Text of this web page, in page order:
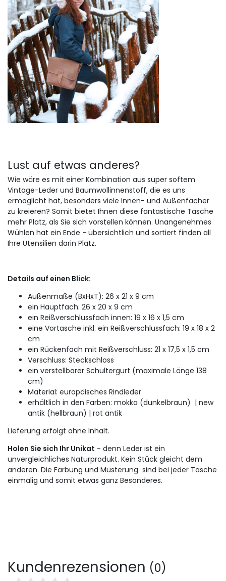
Lust auf etwas anderes?
Wie wäre es mit einer Kombination aus super softem
Vintage-Leder und Baumwollinnenstoff, die es uns
ermöglicht hat, besonders viele Innen- und Außenfächer
zu kreieren? Somit bietet Ihnen diese fantastische Tasche
mehr Platz, als Sie sich vorstellen können. Unangenehmes
Wühlen hat ein Ende - übersichtlich und sortiert finden all
Ihre Utensilien darin Platz.
Details auf einen Blick:
Außenmaße (BxHxT): 26 x 21 x 9 cm
ein Hauptfach: 26 x 20 x 9 cm
ein Reißverschlussfach innen: 19 x 16 x 1,5 cm
eine Vortasche inkl. ein Reißverschlussfach: 19 x 18 x 2
cm
ein Rückenfach mit Reißverschluss: 21 x 17,5 x 1,5 cm
Verschluss: Steckschloss
ein verstellbarer Schultergurt (maximale Länge 138
cm)
Material: europäisches Rindleder
erhältlich in den Farben: mokka (dunkelbraun) | new
antik (hellbraun) | rot antik
Lieferung erfolgt ohne Inhalt.
Holen Sie sich Ihr Unikat - denn Leder ist ein
unvergleichliches Naturprodukt. Kein Stück gleicht dem
anderen. Die Färbung und Musterung sind bei jeder Tasche
einmalig und somit etwas ganz Besonderes.
Kundenrezensionen (0)